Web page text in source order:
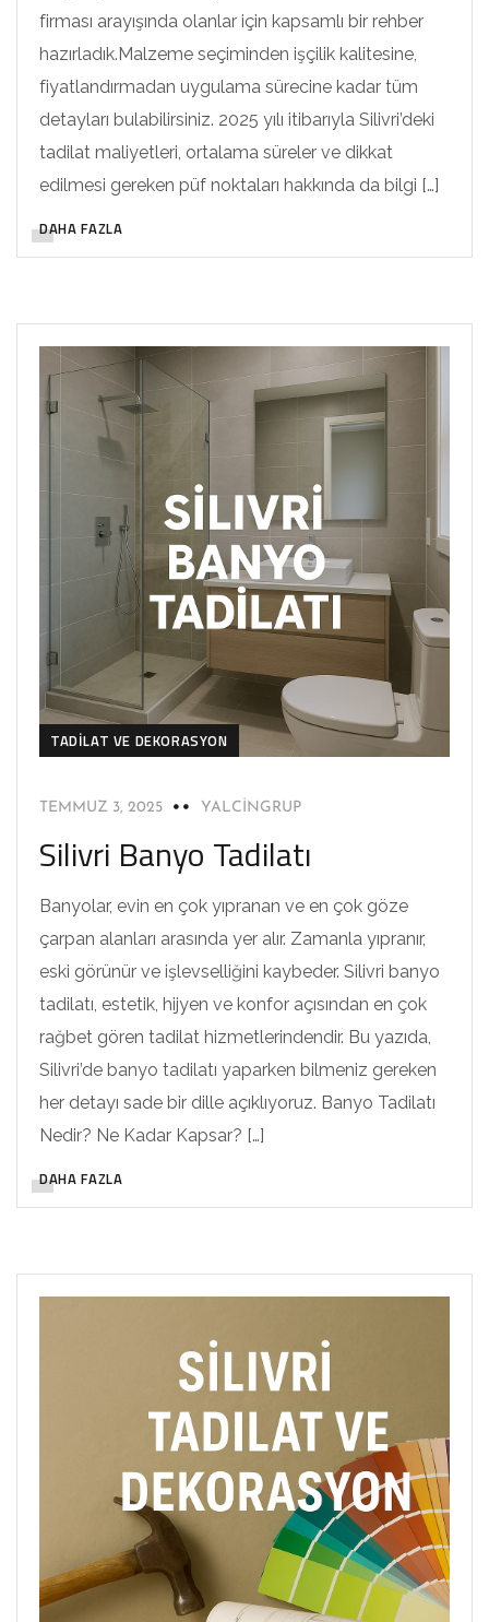
firması arayışında olanlar için kapsamlı bir rehber
hazırladık.Malzeme seçiminden işçilik kalitesine,
fiyatlandırmadan uygulama sürecine kadar tüm
detayları bulabilirsiniz. 2025 yılı itibarıyla Silivri’deki
tadilat maliyetleri, ortalama süreler ve dikkat
edilmesi gereken püf noktaları hakkında da bilgi […]
DAHA FAZLA
TADILAT VE DEKORASYON
TEMMUZ 3, 2025 YALCINGRUP
Silivri Banyo Tadilatı
Banyolar, evin en çok yıpranan ve en çok göze
çarpan alanları arasında yer alır. Zamanla yıpranır,
eski görünür ve işlevselliğini kaybeder. Silivri banyo
tadilatı, estetik, hijyen ve konfor açısından en çok
rağbet gören tadilat hizmetlerindendir. Bu yazıda,
Silivri’de banyo tadilatı yaparken bilmeniz gereken
her detayı sade bir dille açıklıyoruz. Banyo Tadilatı
Nedir? Ne Kadar Kapsar? […]
DAHA FAZLA